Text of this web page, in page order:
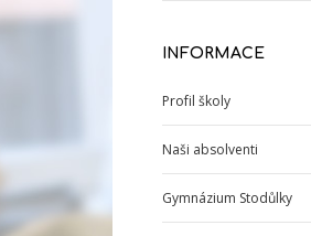
INFORMACE
Profil školy
Naši absolventi
Gymnázium Stodůlky